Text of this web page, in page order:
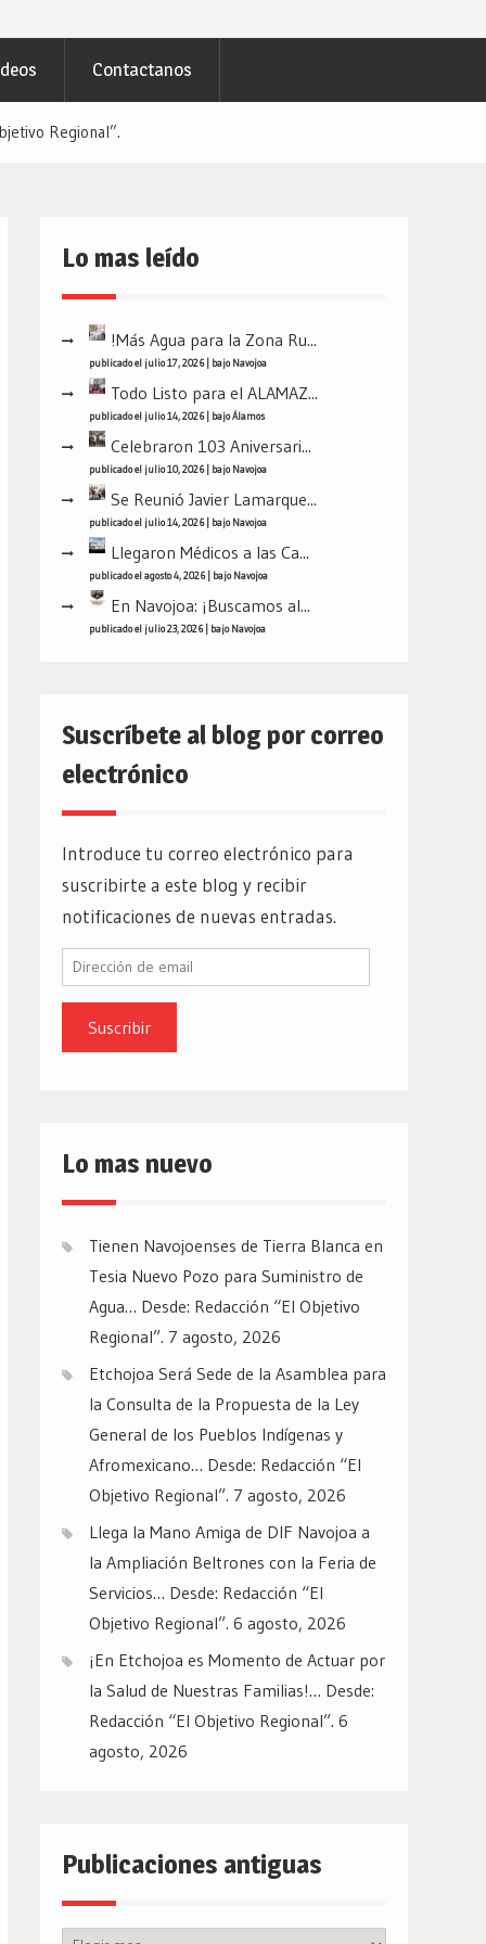
Contactanos
Regional”.
Lo mas leído
!Más Agua para la Zona Ru...
publicado el julio 17, 2026| bajoNavojoa
Todo Listo para el ALAMAZ...
publicado el julio 14, 2026| bajoÁlamos
Celebraron 103 Aniversari...
publicado el julio 10, 2026| bajoNavojoa
Se Reunió Javier Lamarque...
publicado el julio 14, 2026| bajoNavojoa
Llegaron Médicos a las Ca...
publicado el agosto 4, 2026| bajoNavojoa
En Navojoa: ¡Buscamos al...
publicado el julio 23, 2026| bajoNavojoa
Suscríbete al blog por correo
electrónico
Introduce tu correo electrónico para
suscribirte a este blog y recibir
notificaciones de nuevas entradas.
Dirección
email
Lo mas nuevo
Tienen Navojoenses de Tierra Blanca en
Tesia Nuevo Pozo para Suministro de
Agua… Desde: Redacción “El Objetivo
Regional”. 7 agosto, 2026
Etchojoa Será Sede de la Asamblea para
la Consulta de la Propuesta de la Ley
General de los Pueblos Indígenas y
Afromexicano… Desde: Redacción “El
Objetivo Regional”. 7 agosto, 2026
Llega la Mano Amiga de DIF Navojoa a
la Ampliación Beltrones con la Feria de
Servicios… Desde: Redacción “El
Objetivo Regional”. 6 agosto, 2026
¡En Etchojoa es Momento de Actuar por
la Salud de Nuestras Familias!… Desde:
Redacción “El Objetivo Regional”. 6
agosto, 2026
Publicaciones antiguas